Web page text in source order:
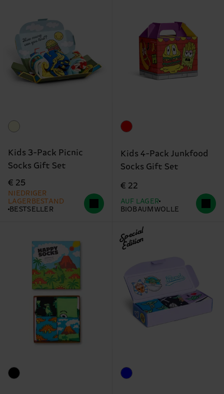
Kids 3-Pack Picnic
Socks Gift Set
€ 25
NIEDRIGER
LAGERBESTAND
BESTSELLER
Kids 4-Pack Junkfood
Socks Gift Set
€ 22
AUF LAGER
BIOBAUMWOLLE
Special
Edition